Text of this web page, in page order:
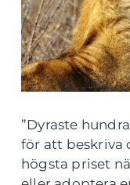
”Dyraste
för att beskriva
högsta priset